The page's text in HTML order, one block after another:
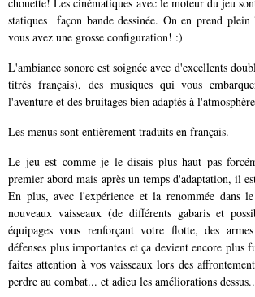
statiques façon bande dessinée. On en prend
vous avez une grosse configuration! :)
L'ambiance sonore est soignée avec d'excellents
titrés français), des musiques qui vous
l'aventure et des bruitages bien adaptés à
Les menus sont entièrement traduits en français.
Le jeu est comme je le disais plus haut pas
premier abord mais après un temps d'adaptation, il
En plus, avec l'expérience et la renommée dans
nouveaux vaisseaux (de différents gabaris et
équipages vous renforçant votre flotte, des
défenses plus importantes et ça devient encore plus
faites attention à vos vaisseaux lors des
perdre au combat... et adieu les améliorations